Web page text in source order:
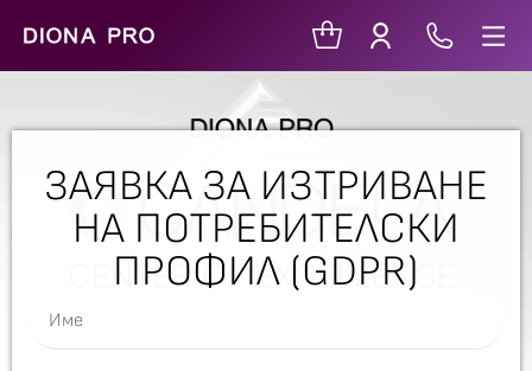
ЗАЯВКА ЗА ИЗТРИВАНЕ
НА ПОТРЕБИТЕЛСКИ
ПРОФИЛ (GDPR)